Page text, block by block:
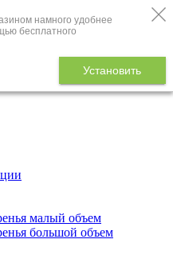
намного удобнее
бесплатного
Установить
малый объем
большой объем